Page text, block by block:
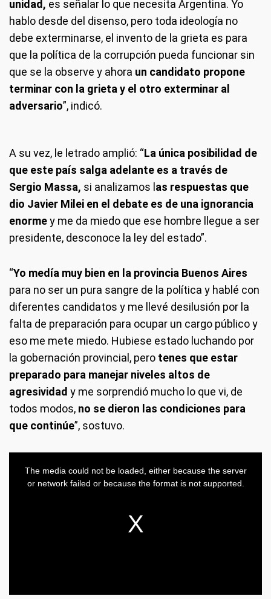
unidad, es señalar lo que necesita Argentina. Yo
hablo desde del disenso, pero toda ideología no
debe exterminarse, el invento de la grieta es para
que la política de la corrupción pueda funcionar sin
que se la observe y ahora un candidato propone
terminar con la grieta y el otro exterminar al
adversario”, indicó.
A su vez, le letrado amplió: “La única posibilidad de
que este país salga adelante es a través de
Sergio Massa, si analizamos las respuestas que
dio Javier Milei en el debate es de una ignorancia
enormey me da miedo que ese hombre llegue a ser
presidente, desconoce la ley del estado”.
“Yo medía muy bien en la provincia Buenos Aires
para no ser un pura sangre de la política y hablé con
diferentes candidatos y me llevé desilusión por la
falta de preparación para ocupar un cargo público y
eso me mete miedo. Hubiese estado luchando por
la gobernación provincial, pero tenes que estar
preparado para manejar niveles altos de
agresividad y me sorprendió mucho lo que vi, de
todos modos, no se dieron las condiciones para
que continúe”, sostuvo.